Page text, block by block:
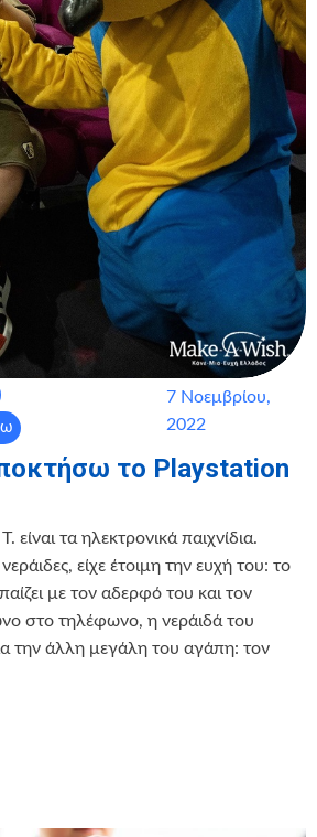
7 Νοεμβρίου,
2022
το Playstation
τα ηλεκτρονικά παιχνίδια.
είχε έτοιμη την ευχή του: το
με τον αδερφό του και τον
στο τηλέφωνο, η νεράιδά του
την άλλη μεγάλη του αγάπη: τον